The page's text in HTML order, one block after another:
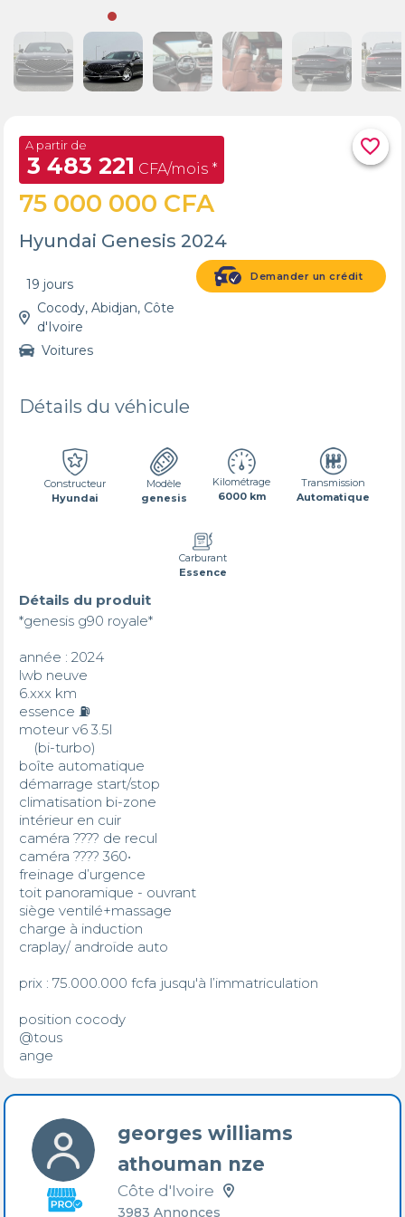
favorite_border
A partir de
3 483 221 CFA/mois *
75 000 000 CFA
Hyundai Genesis 2024
Demander un crédit
19 jours
Cocody, Abidjan, Côte
d'Ivoire
Voitures
Détails du véhicule
Constructeur
Hyundai
Modèle
genesis
Kilométrage
6000 km
Transmission
Automatique
Carburant
Essence
Détails du produit
*genesis g90 royale*
année : 2024
lwb neuve
6.xxx km
essence ⛽️
moteur v6 3.5l
boîte automatique
démarrage start/stop
climatisation bi-zone
intérieur en cuir
caméra ???? de recul
caméra ???? 360•
freinage d’urgence
toit panoramique - ouvrant
siège ventilé+massage
charge à induction
craplay/ androïde auto
prix : 75.000.000 fcfa jusqu'à l’immatriculation
position cocody
@⁨‎tous⁩
ange
georges williams
athouman nze
Côte d'Ivoire
3983 Annonces